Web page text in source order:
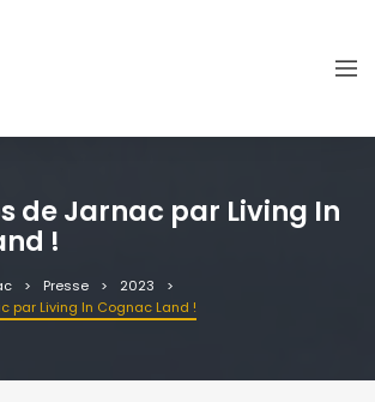
de Jarnac par Living In
!
Presse
2023
par Living In Cognac Land !